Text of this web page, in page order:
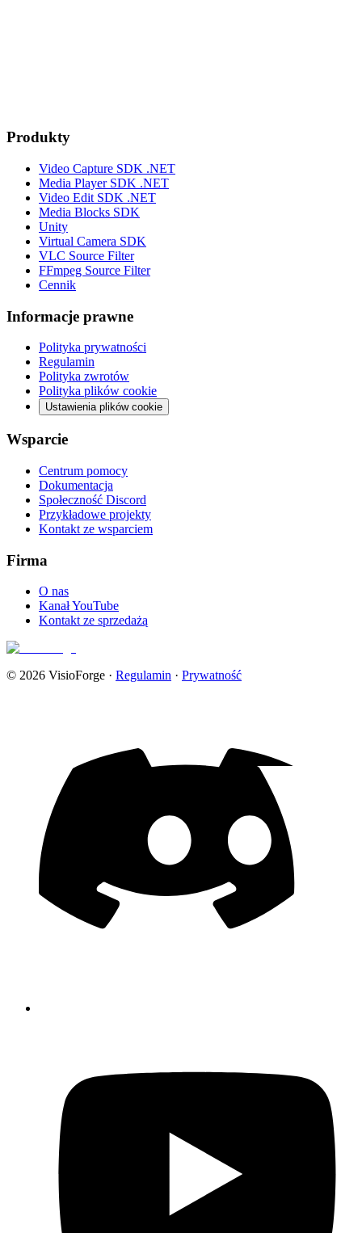
Produkty
Video Capture SDK .NET
Media Player SDK .NET
Video Edit SDK .NET
Media Blocks SDK
Unity
Virtual Camera SDK
VLC Source Filter
FFmpeg Source Filter
Cennik
Informacje prawne
Polityka prywatności
Regulamin
Polityka zwrotów
Polityka plików cookie
Ustawienia plików cookie
Wsparcie
Centrum pomocy
Dokumentacja
Społeczność Discord
Przykładowe projekty
Kontakt ze wsparciem
Firma
O nas
Kanał YouTube
Kontakt ze sprzedażą
© 2026 VisioForge · Regulamin · Prywatność